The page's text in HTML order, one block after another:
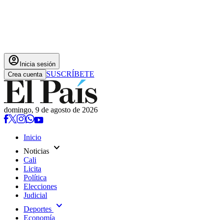
account_circle Inicia sesión
Crea cuenta SUSCRÍBETE
domingo, 9 de agosto de 2026
Inicio
Noticias expand_more
Cali
Licita
Política
Elecciones
Judicial
Deportes expand_more
Economía